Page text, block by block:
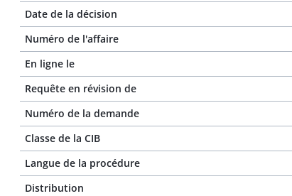
Date de la décision
Numéro de l'affaire
En ligne le
Requête en révision de
Numéro de la demande
Classe de la CIB
Langue de la procédure
Distribution